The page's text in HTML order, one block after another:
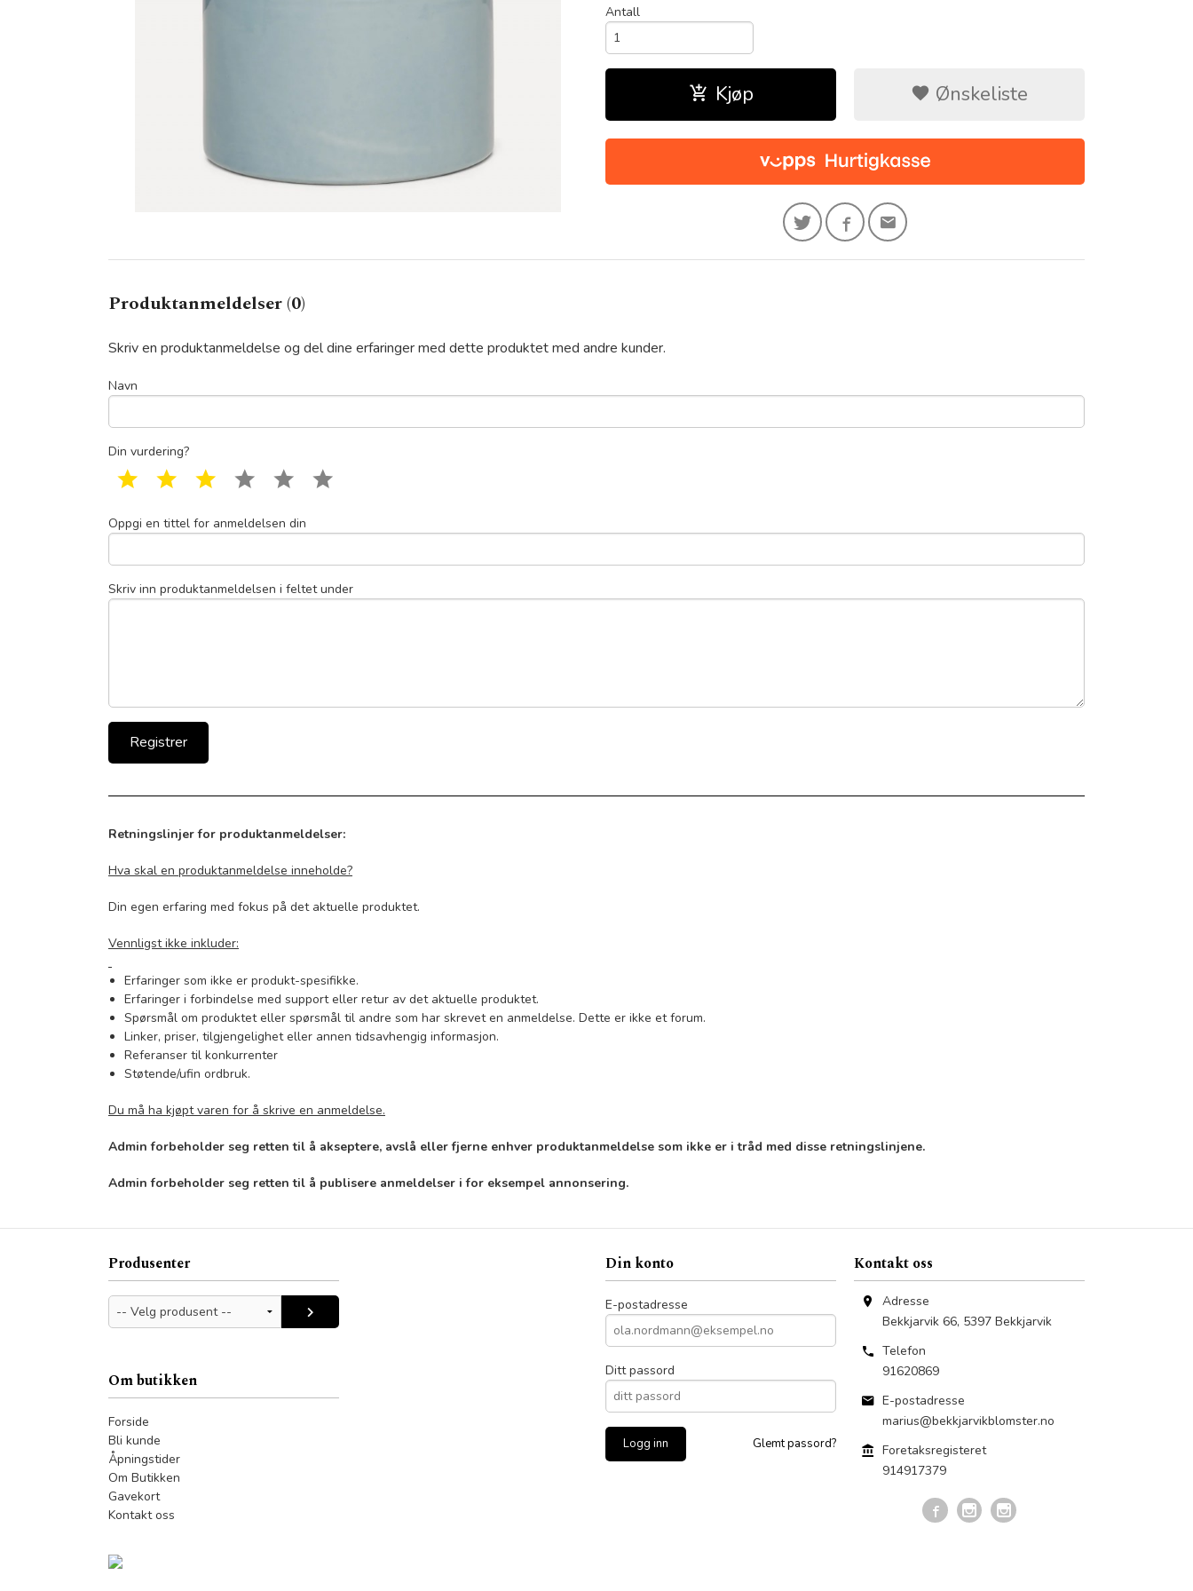
Antall
Kjøp Ønskeliste
Produktanmeldelser (0)
Skriv en produktanmeldelse og del dine erfaringer med dette produktet med andre kunder.
Navn
Din vurdering?
1 star 2 star 3 star 4 star 5 star
Oppgi en tittel for anmeldelsen din
Skriv inn produktanmeldelsen i feltet under
Retningslinjer for produktanmeldelser:
Hva skal en produktanmeldelse inneholde?
Din egen erfaring med fokus på det aktuelle produktet.
Vennligst ikke inkluder:
Erfaringer som ikke er produkt-spesifikke.
Erfaringer i forbindelse med support eller retur av det aktuelle produktet.
Spørsmål om produktet eller spørsmål til andre som har skrevet en anmeldelse. Dette er ikke et forum.
Linker, priser, tilgjengelighet eller annen tidsavhengig informasjon.
Referanser til konkurrenter
Støtende/ufin ordbruk.
Du må ha kjøpt varen for å skrive en anmeldelse.
Admin forbeholder seg retten til å akseptere, avslå eller fjerne enhver produktanmeldelse som ikke er i tråd med disse retningslinjene.
Admin forbeholder seg retten til å publisere anmeldelser i for eksempel annonsering.
Produsenter
Om butikken
Forside
Bli kunde
Åpningstider
Om Butikken
Gavekort
Kontakt oss
Din konto
E-postadresse
Ditt passord
Glemt passord?
Kontakt oss
Adresse
Bekkjarvik 66, 5397 Bekkjarvik
Telefon
91620869
E-postadresse
marius@bekkjarvikblomster.no
Foretaksregisteret
914917379